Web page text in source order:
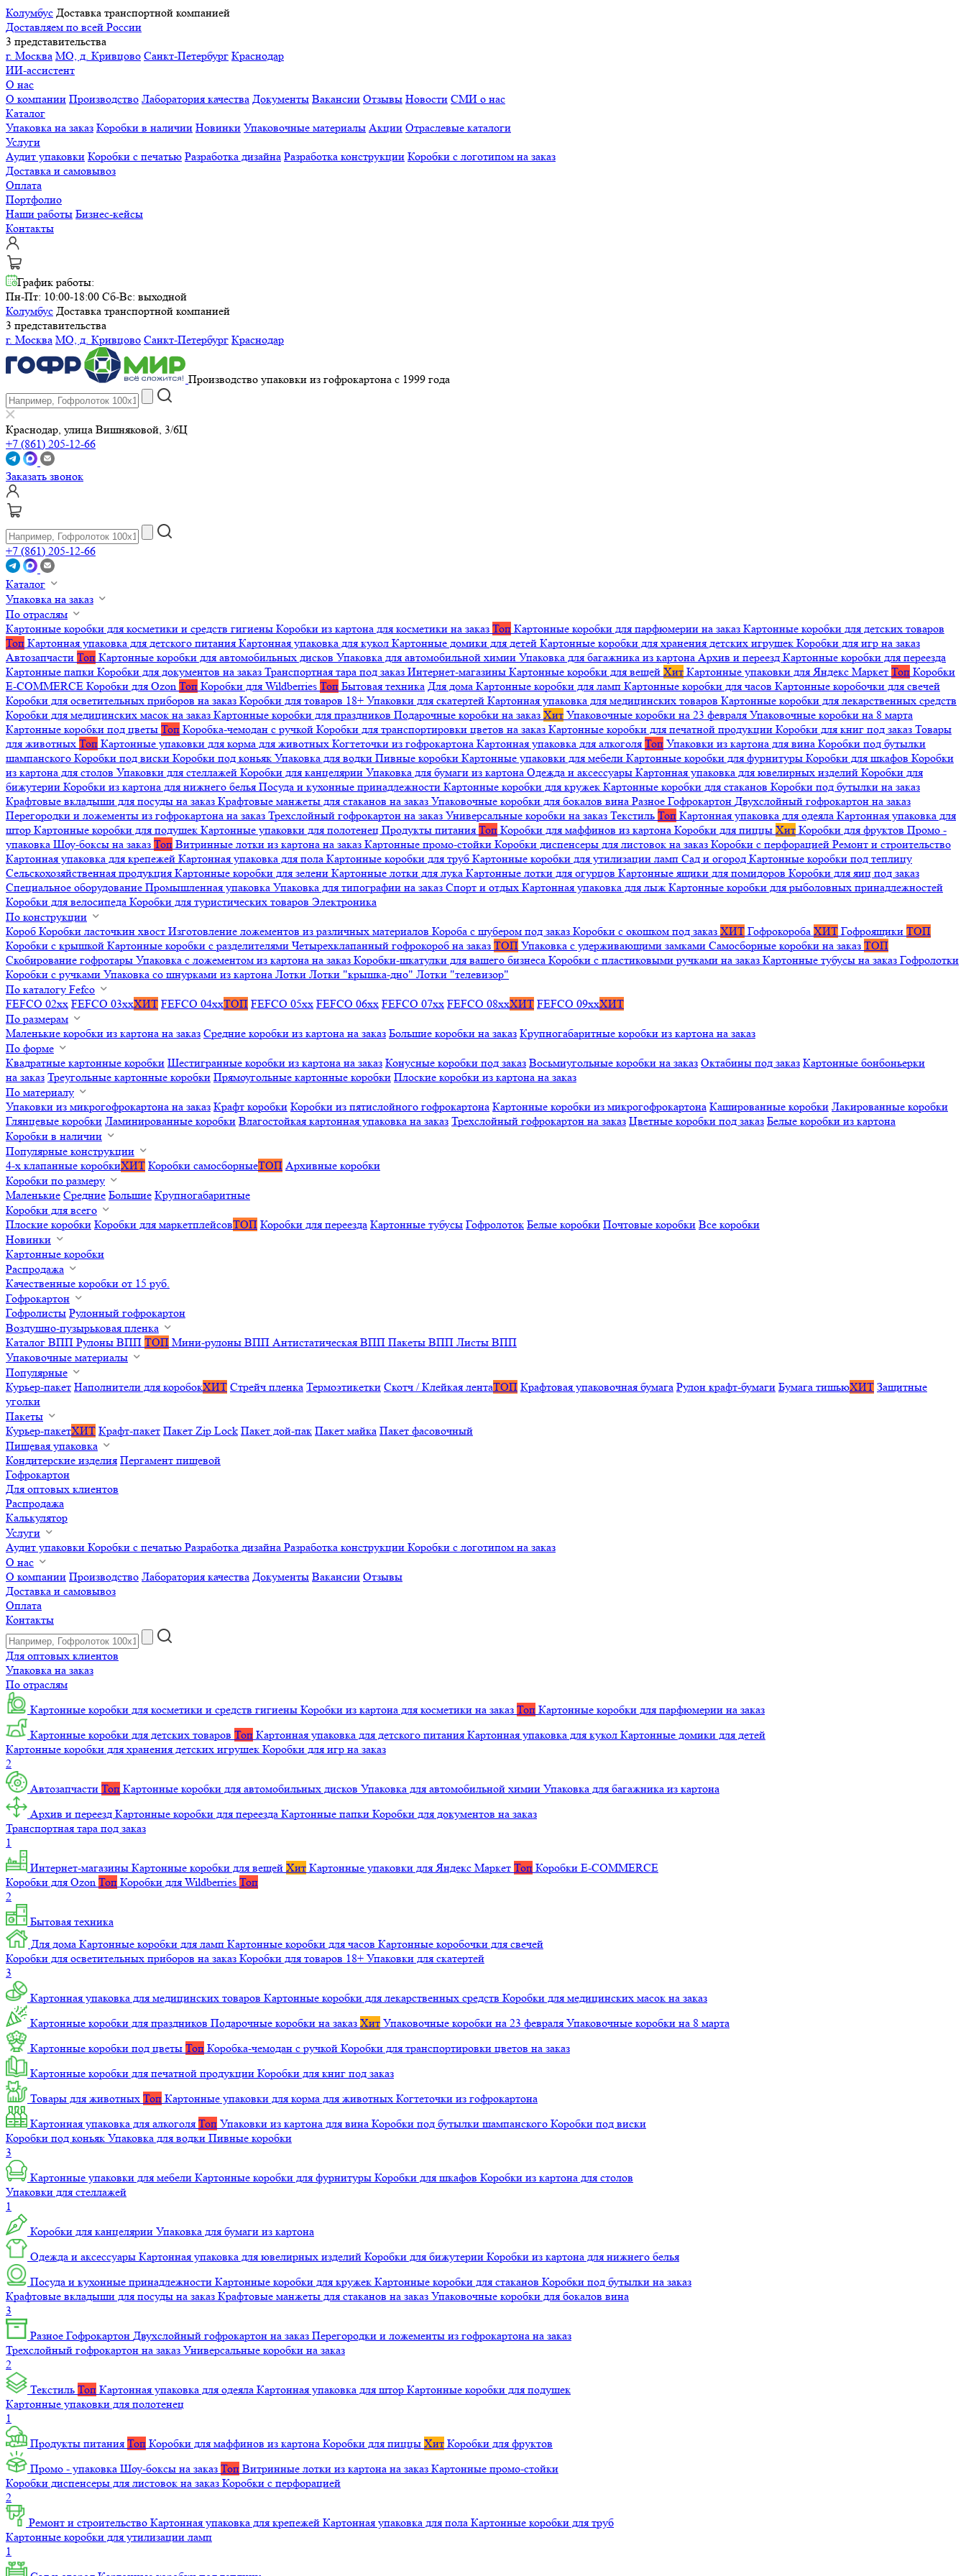
Колумбус Доставка транспортной компанией
Доставляем по всей России
3 представительства
г. Москва МО, д. Кривцово Санкт-Петербург Краснодар
ИИ-ассистент
О нас
О компании Производство Лаборатория качества Документы Вакансии Отзывы Новости СМИ о нас
Каталог
Упаковка на заказ Коробки в наличии Новинки Упаковочные материалы Акции Отраслевые каталоги
Услуги
Аудит упаковки Коробки с печатью Разработка дизайна Разработка конструкции Коробки с логотипом на заказ
Доставка и самовывоз
Оплата
Портфолио
Наши работы Бизнес-кейсы
Контакты
График работы:
Пн-Пт: 10:00-18:00 Сб-Вс: выходной
Колумбус Доставка транспортной компанией
3 представительства
г. Москва МО, д. Кривцово Санкт-Петербург Краснодар
Производство упаковки из гофрокартона с 1999 года
Краснодар, улица Вишняковой, 3/6Ц
+7 (861) 205-12-66
Заказать звонок
+7 (861) 205-12-66
Каталог
Упаковка на заказ
По отраслям
Картонные коробки для косметики и средств гигиены Коробки из картона для косметики на заказ Топ Картонные коробки для парфюмерии на заказ Картонные коробки для детских товаров
Топ Картонная упаковка для детского питания Картонная упаковка для кукол Картонные домики для детей Картонные коробки для хранения детских игрушек Коробки для игр на заказ
Автозапчасти Топ Картонные коробки для автомобильных дисков Упаковка для автомобильной химии Упаковка для багажника из картона Архив и переезд Картонные коробки для переезда
Картонные папки Коробки для документов на заказ Транспортная тара под заказ Интернет-магазины Картонные коробки для вещей Хит Картонные упаковки для Яндекс Маркет Топ Коробки
E-COMMERCE Коробки для Ozon Топ Коробки для Wildberries Топ Бытовая техника Для дома Картонные коробки для ламп Картонные коробки для часов Картонные коробочки для свечей
Коробки для осветительных приборов на заказ Коробки для товаров 18+ Упаковки для скатертей Картонная упаковка для медицинских товаров Картонные коробки для лекарственных средств
Коробки для медицинских масок на заказ Картонные коробки для праздников Подарочные коробки на заказ Хит Упаковочные коробки на 23 февраля Упаковочные коробки на 8 марта
Картонные коробки под цветы Топ Коробка-чемодан с ручкой Коробки для транспортировки цветов на заказ Картонные коробки для печатной продукции Коробки для книг под заказ Товары
для животных Топ Картонные упаковки для корма для животных Когтеточки из гофрокартона Картонная упаковка для алкоголя Топ Упаковки из картона для вина Коробки под бутылки
шампанского Коробки под виски Коробки под коньяк Упаковка для водки Пивные коробки Картонные упаковки для мебели Картонные коробки для фурнитуры Коробки для шкафов Коробки
из картона для столов Упаковки для стеллажей Коробки для канцелярии Упаковка для бумаги из картона Одежда и аксессуары Картонная упаковка для ювелирных изделий Коробки для
бижутерии Коробки из картона для нижнего белья Посуда и кухонные принадлежности Картонные коробки для кружек Картонные коробки для стаканов Коробки под бутылки на заказ
Крафтовые вкладыши для посуды на заказ Крафтовые манжеты для стаканов на заказ Упаковочные коробки для бокалов вина Разное Гофрокартон Двухслойный гофрокартон на заказ
Перегородки и ложементы из гофрокартона на заказ Трехслойный гофрокартон на заказ Универсальные коробки на заказ Текстиль Топ Картонная упаковка для одеяла Картонная упаковка для
штор Картонные коробки для подушек Картонные упаковки для полотенец Продукты питания Топ Коробки для маффинов из картона Коробки для пиццы Хит Коробки для фруктов Промо -
упаковка Шоу-боксы на заказ Топ Витринные лотки из картона на заказ Картонные промо-стойки Коробки диспенсеры для листовок на заказ Коробки с перфорацией Ремонт и строительство
Картонная упаковка для крепежей Картонная упаковка для пола Картонные коробки для труб Картонные коробки для утилизации ламп Сад и огород Картонные коробки под теплицу
Сельскохозяйственная продукция Картонные коробки для зелени Картонные лотки для лука Картонные лотки для огурцов Картонные ящики для помидоров Коробки для яиц под заказ
Специальное оборудование Промышленная упаковка Упаковка для типографии на заказ Спорт и отдых Картонная упаковка для лыж Картонные коробки для рыболовных принадлежностей
Коробки для велосипеда Коробки для туристических товаров Электроника
По конструкции
Короб Коробки ласточкин хвост Изготовление ложементов из различных материалов Короба с шубером под заказ Коробки с окошком под заказ ХИТ Гофрокороба ХИТ Гофроящики ТОП
Коробки с крышкой Картонные коробки с разделителями Четырехклапанный гофрокороб на заказ ТОП Упаковка с удерживающими замками Самосборные коробки на заказ ТОП
Скобирование гофротары Упаковка с ложементом из картона на заказ Коробки-шкатулки для вашего бизнеса Коробки с пластиковыми ручками на заказ Картонные тубусы на заказ Гофролотки
Коробки с ручками Упаковка со шнурками из картона Лотки Лотки "крышка-дно" Лотки "телевизор"
По каталогу Fefco
FEFCO 02xx FEFCO 03xxХИТ FEFCO 04xxТОП FEFCO 05xx FEFCO 06xx FEFCO 07xx FEFCO 08xxХИТ FEFCO 09xxХИТ
По размерам
Маленькие коробки из картона на заказ Средние коробки из картона на заказ Большие коробки на заказ Крупногабаритные коробки из картона на заказ
По форме
Квадратные картонные коробки Шестигранные коробки из картона на заказ Конусные коробки под заказ Восьмиугольные коробки на заказ Октабины под заказ Картонные бонбоньерки
на заказ Треугольные картонные коробки Прямоугольные картонные коробки Плоские коробки из картона на заказ
По материалу
Упаковки из микрогофрокартона на заказ Крафт коробки Коробки из пятислойного гофрокартона Картонные коробки из микрогофрокартона Кашированные коробки Лакированные коробки
Глянцевые коробки Ламинированные коробки Влагостойкая картонная упаковка на заказ Трехслойный гофрокартон на заказ Цветные коробки под заказ Белые коробки из картона
Коробки в наличии
Популярные конструкции
4-х клапанные коробкиХИТ Коробки самосборныеТОП Архивные коробки
Коробки по размеру
Маленькие Средние Большие Крупногабаритные
Коробки для всего
Плоские коробки Коробки для маркетплейсовТОП Коробки для переезда Картонные тубусы Гофролоток Белые коробки Почтовые коробки Все коробки
Новинки
Картонные коробки
Распродажа
Качественные коробки от 15 руб.
Гофрокартон
Гофролисты Рулонный гофрокартон
Воздушно-пузырьковая пленка
Каталог ВПП Рулоны ВПП ТОП Мини-рулоны ВПП Антистатическая ВПП Пакеты ВПП Листы ВПП
Упаковочные материалы
Популярные
Курьер-пакет Наполнители для коробокХИТ Стрейч пленка Термоэтикетки Скотч / Клейкая лентаТОП Крафтовая упаковочная бумага Рулон крафт-бумаги Бумага тишьюХИТ Защитные
уголки
Пакеты
Курьер-пакетХИТ Крафт-пакет Пакет Zip Lock Пакет дой-пак Пакет майка Пакет фасовочный
Пищевая упаковка
Кондитерские изделия Пергамент пищевой
Гофрокартон
Для оптовых клиентов
Распродажа
Калькулятор
Услуги
Аудит упаковки Коробки с печатью Разработка дизайна Разработка конструкции Коробки с логотипом на заказ
О нас
О компании Производство Лаборатория качества Документы Вакансии Отзывы
Доставка и самовывоз
Оплата
Контакты
Для оптовых клиентов
Упаковка на заказ
По отраслям
Картонные коробки для косметики и средств гигиены Коробки из картона для косметики на заказ Топ Картонные коробки для парфюмерии на заказ
Картонные коробки для детских товаров Топ Картонная упаковка для детского питания Картонная упаковка для кукол Картонные домики для детей
Картонные коробки для хранения детских игрушек Коробки для игр на заказ
2
Автозапчасти Топ Картонные коробки для автомобильных дисков Упаковка для автомобильной химии Упаковка для багажника из картона
Архив и переезд Картонные коробки для переезда Картонные папки Коробки для документов на заказ
Транспортная тара под заказ
1
Интернет-магазины Картонные коробки для вещей Хит Картонные упаковки для Яндекс Маркет Топ Коробки E-COMMERCE
Коробки для Ozon Топ Коробки для Wildberries Топ
2
Бытовая техника
Для дома Картонные коробки для ламп Картонные коробки для часов Картонные коробочки для свечей
Коробки для осветительных приборов на заказ Коробки для товаров 18+ Упаковки для скатертей
3
Картонная упаковка для медицинских товаров Картонные коробки для лекарственных средств Коробки для медицинских масок на заказ
Картонные коробки для праздников Подарочные коробки на заказ Хит Упаковочные коробки на 23 февраля Упаковочные коробки на 8 марта
Картонные коробки под цветы Топ Коробка-чемодан с ручкой Коробки для транспортировки цветов на заказ
Картонные коробки для печатной продукции Коробки для книг под заказ
Товары для животных Топ Картонные упаковки для корма для животных Когтеточки из гофрокартона
Картонная упаковка для алкоголя Топ Упаковки из картона для вина Коробки под бутылки шампанского Коробки под виски
Коробки под коньяк Упаковка для водки Пивные коробки
3
Картонные упаковки для мебели Картонные коробки для фурнитуры Коробки для шкафов Коробки из картона для столов
Упаковки для стеллажей
1
Коробки для канцелярии Упаковка для бумаги из картона
Одежда и аксессуары Картонная упаковка для ювелирных изделий Коробки для бижутерии Коробки из картона для нижнего белья
Посуда и кухонные принадлежности Картонные коробки для кружек Картонные коробки для стаканов Коробки под бутылки на заказ
Крафтовые вкладыши для посуды на заказ Крафтовые манжеты для стаканов на заказ Упаковочные коробки для бокалов вина
3
Разное Гофрокартон Двухслойный гофрокартон на заказ Перегородки и ложементы из гофрокартона на заказ
Трехслойный гофрокартон на заказ Универсальные коробки на заказ
2
Текстиль Топ Картонная упаковка для одеяла Картонная упаковка для штор Картонные коробки для подушек
Картонные упаковки для полотенец
1
Продукты питания Топ Коробки для маффинов из картона Коробки для пиццы Хит Коробки для фруктов
Промо - упаковка Шоу-боксы на заказ Топ Витринные лотки из картона на заказ Картонные промо-стойки
Коробки диспенсеры для листовок на заказ Коробки с перфорацией
2
Ремонт и строительство Картонная упаковка для крепежей Картонная упаковка для пола Картонные коробки для труб
Картонные коробки для утилизации ламп
1